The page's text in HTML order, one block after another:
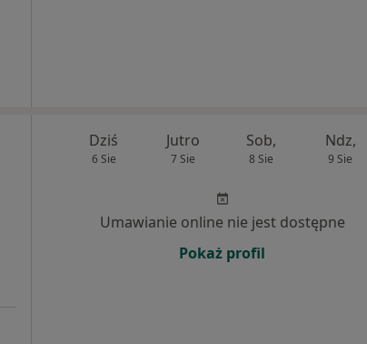
Dziś
6 Sie
Jutro
7 Sie
Sob,
8 Sie
Ndz,
9 Sie
Umawianie online nie jest dostępne
Pokaż profil